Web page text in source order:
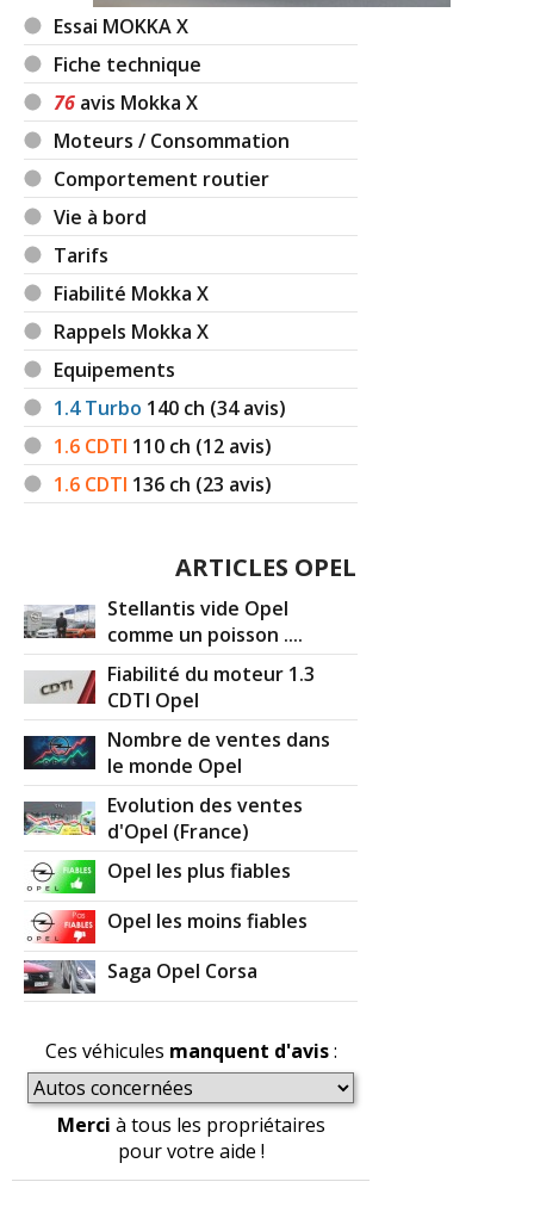
Essai MOKKA X
Fiche technique
76 avis Mokka X
Moteurs / Consommation
Comportement routier
Vie à bord
Tarifs
Fiabilité Mokka X
Rappels Mokka X
Equipements
1.4 Turbo 140 ch (34 avis)
1.6 CDTI 110 ch (12 avis)
1.6 CDTI 136 ch (23 avis)
ARTICLES OPEL
Stellantis vide Opel
comme un poisson ....
Fiabilité du moteur 1.3
CDTI Opel
Nombre de ventes dans
le monde Opel
Evolution des ventes
d'Opel (France)
Opel les plus fiables
Opel les moins fiables
Saga Opel Corsa
Ces véhicules manquent d'avis:
Merci à tous les propriétaires
pour votre aide !